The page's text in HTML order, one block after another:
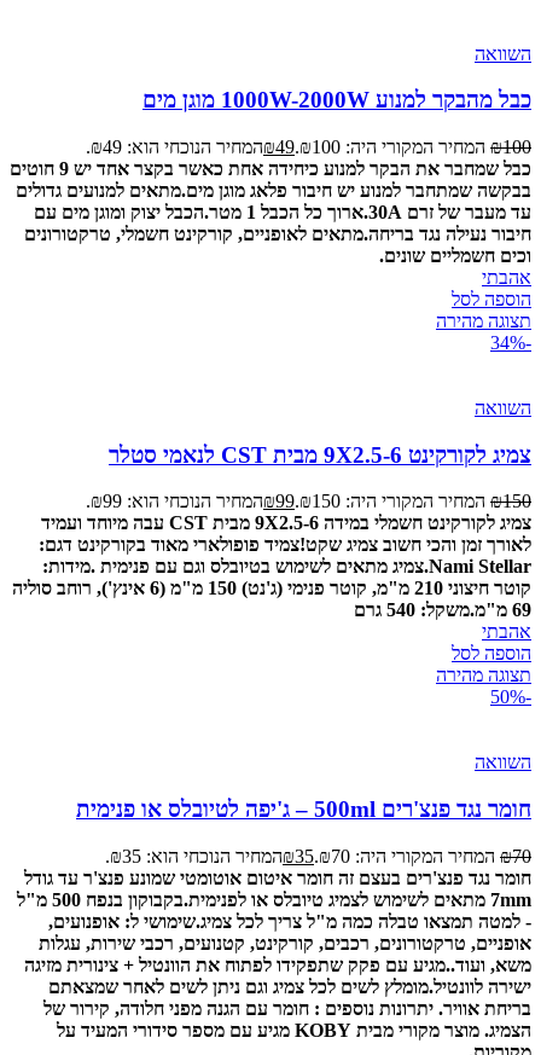
השוואה
כבל מהבקר למנוע 1000W-2000W מוגן מים
₪100 המחיר המקורי היה: ₪100. ₪49
המחיר הנוכחי הוא: ₪49.
כבל שמחבר את הבקר למנוע כיחידה אחת כאשר בקצר אחד יש 9 חוטים
בבקשה שמתחבר למנוע יש חיבור פלאג מוגן מים.מתאים למנועים גדולים
עד מעבר של זרם 30A.
ארוך כל הכבל 1 מטר.
הכבל יצוק ומוגן מים עם
חיבור נעילה נגד בריחה.מתאים לאופניים, קורקינט חשמלי, טרקטורונים
וכים חשמליים שונים.
אהבתי
הוספה לסל
תצוגה מהירה
-34%
השוואה
צמיג לקורקינט 9X2.5-6 מבית CST לנאמי סטלר
₪150 המחיר המקורי היה: ₪150. ₪99
המחיר הנוכחי הוא: ₪99.
צמיג לקורקינט חשמלי במידה 9X2.5-6 מבית CST עבה מיוחד ועמיד
לאורך זמן והכי חשוב צמיג שקט!צמיד פופולארי מאוד בקורקינט דגם:
Nami Stellar. צמיג מתאים לשימוש בטיובלס וגם עם פנימית .מידות:
קוטר חיצוני 210 מ"מ, קוטר פנימי (ג'נט) 150 מ"מ (6 אינץ'), רוחב סוליה
69 מ"מ.
משקל: 540 גרם
אהבתי
הוספה לסל
תצוגה מהירה
-50%
השוואה
חומר נגד פנצ'רים 500ml – ג'יפה לטיובלס או פנימית
₪70 המחיר המקורי היה: ₪70. ₪35
המחיר הנוכחי הוא: ₪35.
חומר נגד פנצ'רים בעצם זה חומר איטום אוטומטי שמונע פנצ'ר עד גודל
7mm מתאים לשימוש לצמיג טיובלס או לפנימית.
בקבוקון בנפח 500 מ"ל
- למטה תמצאו טבלה כמה מ"ל צריך לכל צמיג.שימושי ל: אופנועים,
אופניים, טרקטורונים, רכבים, קורקינט, קטנועים, רכבי שירות, עגלות
משא, ועוד..מגיע עם פקק שתפקידו לפתוח את הוונטיל + צינורית מזיגה
ישירה לוונטיל.מומלץ לשים לכל צמיג וגם ניתן לשים לאחר שמצאתם
בריחת אוויר. יתרונות נוספים : חומר עם הגנה מפני חלודה, קירור של
הצמיג.
מוצר מקורי מבית KOBY מגיע עם מספר סידורי המעיד על